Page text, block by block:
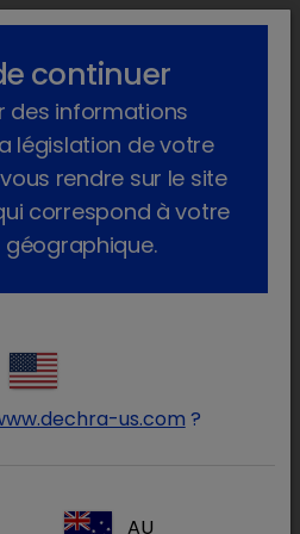
lock_outline search menu
Sur ordonnance vétérinaire
continuer
des informations
législation de votre
rendre sur le site
correspond à votre
us.com ?
AU